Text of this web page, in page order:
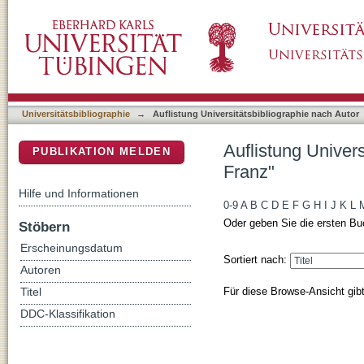
Universitätsbibliographie → Auflistung Universitätsbibliographie nach Autor
Auflistung
Franz"
0-9 A B C D E F G H J K L
Oder geben Sie die ersten
Sortiert nach:
Für diese Browse-Ansicht
PUBLIKATION MELDEN
Hilfe und Informationen
Stöbern
Erscheinungsdatum
Autoren
Titel
DDC-Klassifikation